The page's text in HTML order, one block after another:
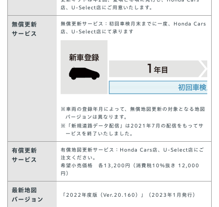
店、U-Select店にご用意いたします。
無償更新
サービス
無償更新サービス：初回車検月末までに一度、Honda Cars
店、U-Select店にて承ります
※車両の登録年月によって、無償地図更新の対象となる地図
バージョンは異なります。
※「新規道路データ配信」は2021年7月の配信をもってサ
ービスを終了いたしました。
有償更新
サービス
有償地図更新サービス：Honda Cars店、U-Select店にご
注文ください。
希望小売価格 各13,200円（消費税10％抜き 12,000
円）
最新地図
バージョン
「2022年度版（Ver.20.160）」（2023年1月発行）